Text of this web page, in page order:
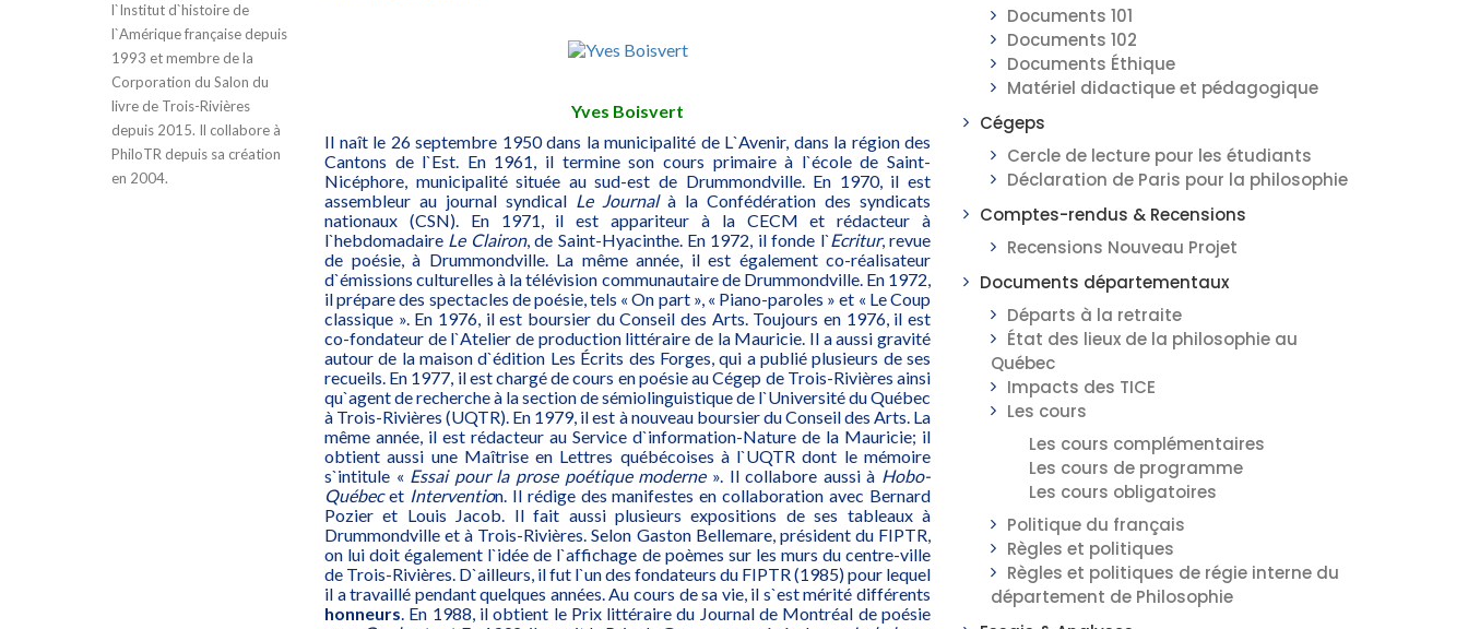
l`Institut d`histoire de
l`Amérique française depuis
1993 et membre de la
Corporation du Salon du
livre de Trois-Rivières
depuis 2015. Il collabore à
PhiloTR depuis sa création
en 2004.
Yves Boisvert
Il naît le 26 septembre 1950 dans la municipalité de L`Avenir, dans la région des
Cantons de l`Est. En 1961, il termine son cours primaire à l`école de Saint-
Nicéphore, municipalité située au sud-est de Drummondville. En 1970, il est
assembleur au journal syndical Le Journalà la Confédération des syndicats
nationaux (CSN). En 1971, il est appariteur à la CECM et rédacteur à
l`hebdomadaire Le Clairon, de Saint-Hyacinthe. En 1972, il fonde l`Ecritur, revue
de poésie, à Drummondville. La même année, il est également co-réalisateur
d`émissions culturelles à la télévision communautaire de Drummondville. En 1972,
il prépare des spectacles de poésie, tels « On part », « Piano-paroles » et « Le Coup
classique ». En 1976, il est boursier du Conseil des Arts. Toujours en 1976, il est
co-fondateur de l`Atelier de production littéraire de la Mauricie. Il a aussi gravité
autour de la maison d`édition Les Écrits des Forges, qui a publié plusieurs de ses
recueils. En 1977, il est chargé de cours en poésie au Cégep de Trois-Rivières ainsi
qu`agent de recherche à la section de sémiolinguistique de l`Université du Québec
à Trois-Rivières (UQTR). En 1979, il est à nouveau boursier du Conseil des Arts. La
même année, il est rédacteur au Service d`information-Nature de la Mauricie; il
obtient aussi une Maîtrise en Lettres québécoises à l`UQTR dont le mémoire
s`intitule « Essai pour la prose poétique moderne». Il collabore aussi à Hobo-
Québecet Intervention. Il rédige des manifestes en collaboration avec Bernard
Pozier et Louis Jacob. Il fait aussi plusieurs expositions de ses tableaux à
Drummondville et à Trois-Rivières. Selon Gaston Bellemare, président du FIPTR,
on lui doit également l`idée de l`affichage de poèmes sur les murs du centre-ville
de Trois-Rivières. D`ailleurs, il fut l`un des fondateurs du FIPTR (1985) pour lequel
il a travaillé pendant quelques années. Au cours de sa vie, il s`est mérité différents
honneurs. En 1988, il obtient le Prix littéraire du Journal de Montréal de poésie
Documents 101
Documents 102
Documents Éthique
Matériel didactique et pédagogique
Cégeps
Cercle de lecture pour les étudiants
Déclaration de Paris pour la philosophie
Comptes-rendus & Recensions
Recensions Nouveau Projet
Documents départementaux
Départs à la retraite
État des lieux de la philosophie au
Québec
Impacts des TICE
Les cours
Les cours complémentaires
Les cours de programme
Les cours obligatoires
Politique du français
Règles et politiques
Règles et politiques de régie interne du
département de Philosophie